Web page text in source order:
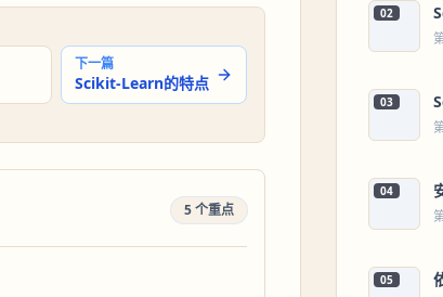
下一篇
Scikit-Learn的特点
5 个重点
02
03
04
05